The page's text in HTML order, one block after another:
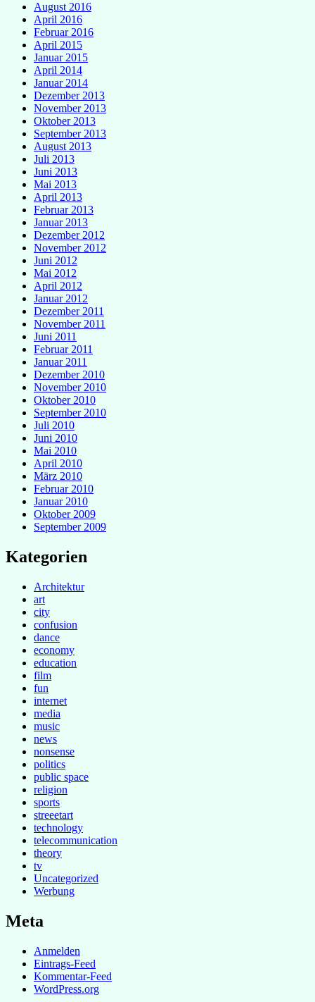
August 2016
April 2016
Februar 2016
April 2015
Januar 2015
April 2014
Januar 2014
Dezember 2013
November 2013
Oktober 2013
September 2013
August 2013
Juli 2013
Juni 2013
Mai 2013
April 2013
Februar 2013
Januar 2013
Dezember 2012
November 2012
Juni 2012
Mai 2012
April 2012
Januar 2012
Dezember 2011
November 2011
Juni 2011
Februar 2011
Januar 2011
Dezember 2010
November 2010
Oktober 2010
September 2010
Juli 2010
Juni 2010
Mai 2010
April 2010
März 2010
Februar 2010
Januar 2010
Oktober 2009
September 2009
Kategorien
Architektur
art
city
confusion
dance
economy
education
film
fun
internet
media
music
news
nonsense
politics
public space
religion
sports
streeetart
technology
telecommunication
theory
tv
Uncategorized
Werbung
Meta
Anmelden
Eintrags-Feed
Kommentar-Feed
WordPress.org